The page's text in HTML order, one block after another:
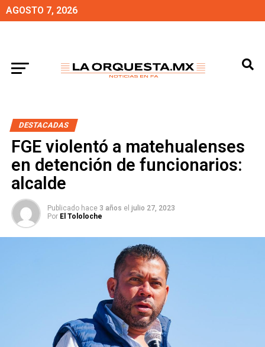
AGOSTO 7, 2026
DESTACADAS
FGE violentó a matehualenses
en detención de funcionarios:
alcalde
Publicado hace 3 años el julio 27, 2023
Por El Tololoche